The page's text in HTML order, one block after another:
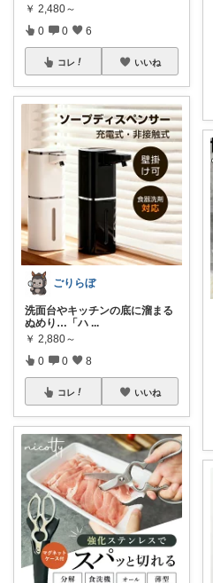
￥ 2,480～
0 0 6
コレ いいね
ごりらぼ
​洗面台やキッチンの底に溜まる
ぬめり…「ハ ...
￥ 2,880～
0 0 8
コレ いいね